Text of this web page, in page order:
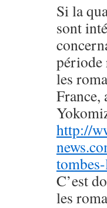
Si la
sont
période
les
France,
http://
C’est
les